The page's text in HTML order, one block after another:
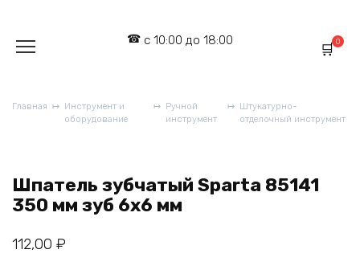
содержанию
с 10:00 до 18:00 0
Главная
Инструмент и
оборудование
Ручной
инструмент
Штукатурно-
отделочный инструмент
Шпатель зубчатый Sparta 85141
350 мм зуб 6х6 мм
112,00 ₽